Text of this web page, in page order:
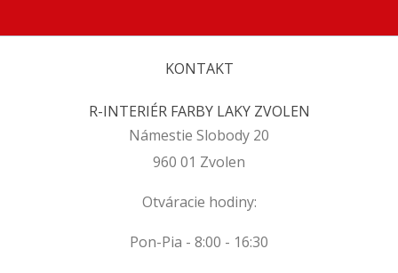
KONTAKT
R-INTERIÉR FARBY LAKY ZVOLEN
Námestie Slobody 20
960 01 Zvolen
Otváracie hodiny:
Pon-Pia - 8:00 - 16:30